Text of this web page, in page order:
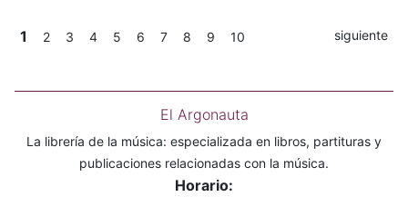
1 2 3 4 5 6 7 8 9 10 siguiente
El Argonauta
La librería de la música: especializada en libros, partituras y
publicaciones relacionadas con la música.
Horario: